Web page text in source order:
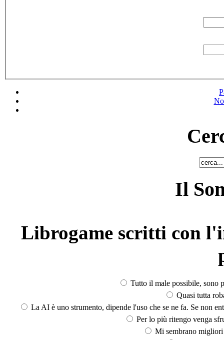
Il
Librogame scritti con
Tutto il male possibile, sono
Quasi tutta
La AI è uno strumento, dipende l'uso che se ne fa. Se non
Per lo più ritengo venga
Mi sembrano